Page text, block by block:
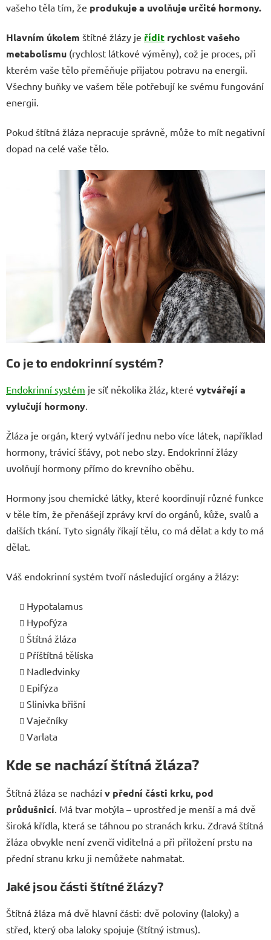
vašeho těla tím, že produkuje a uvolňuje určité hormony.
Hlavním úkolem štítné žlázy je řídit rychlost vašeho
metabolismu (rychlost látkové výměny), což je proces, při
kterém vaše tělo přeměňuje přijatou potravu na energii.
Všechny buňky ve vašem těle potřebují ke svému fungování
energii.
Pokud štítná žláza nepracuje správně, může to mít negativní
dopad na celé vaše tělo.
Co je to endokrinní systém?
Endokrinní systém je síť několika žláz, které vytvářejí a
vylučují hormony
Žláza je orgán, který vytváří jednu nebo více látek, například
hormony, trávicí šťávy, pot nebo slzy. Endokrinní žlázy
uvolňují hormony přímo do krevního oběhu.
Hormony jsou chemické látky, které koordinují různé funkce
v těle tím, že přenášejí zprávy krví do orgánů, kůže, svalů a
dalších tkání. Tyto signály říkají tělu, co má dělat a kdy to má
dělat.
Váš endokrinní systém tvoří následující orgány a žlázy:
Hypotalamus
Hypofýza
Štítná žláza
Příštítná tělíska
Nadledvinky
Epifýza
Slinivka břišní
Vaječníky
Varlata
Kde se nachází štítná žláza?
Štítná žláza se nachází v přední části krku, pod
průdušnicí . Má tvar motýla – uprostřed je menší a má dvě
široká křídla, která se táhnou po stranách krku. Zdravá štítná
žláza obvykle není zvenčí viditelná a při přiložení prstu na
přední stranu krku ji nemůžete nahmatat.
Jaké jsou části štítné žlázy?
Štítná žláza má dvě hlavní části: dvě poloviny (laloky) a
střed, který oba laloky spojuje (štítný istmus).